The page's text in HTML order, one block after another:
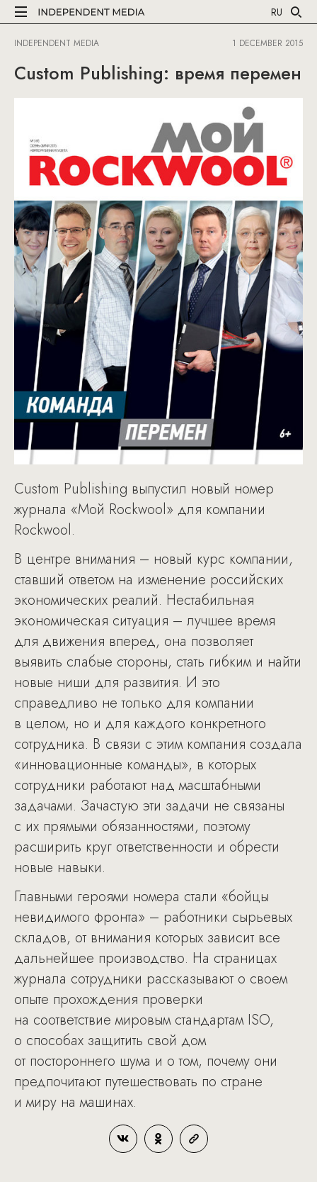
RU
INDEPENDENT MEDIA 1 DECEMBER 2015
Custom Publishing: время перемен
Custom Publishing выпустил новый номер
журнала «Мой Rockwool» для компании
Rockwool.
В центре внимания – новый курс компании,
ставший ответом на изменение российских
экономических реалий. Нестабильная
экономическая ситуация – лучшее время
для движения вперед, она позволяет
выявить слабые стороны, стать гибким и найти
новые ниши для развития. И это
справедливо не только для компании
в целом, но и для каждого конкретного
сотрудника. В связи с этим компания создала
«инновационные команды», в которых
сотрудники работают над масштабными
задачами. Зачастую эти задачи не связаны
с их прямыми обязанностями, поэтому
расширить круг ответственности и обрести
новые навыки.
Главными героями номера стали «бойцы
невидимого фронта» – работники сырьевых
складов, от внимания которых зависит все
дальнейшее производство. На страницах
журнала сотрудники рассказывают о своем
опыте прохождения проверки
на соответствие мировым стандартам ISO,
о способах защитить свой дом
от постороннего шума и о том, почему они
предпочитают путешествовать по стране
и миру на машинах.